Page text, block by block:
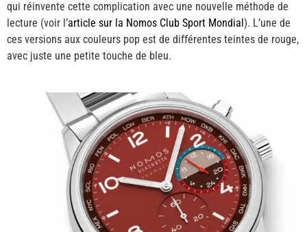
qui réinvente cette complication avec une nouvelle méthode de
lecture (voir l’article sur la Nomos Club Sport Mondial). L’une de
ces versions aux couleurs pop est de différentes teintes de rouge,
avec juste une petite touche de bleu.